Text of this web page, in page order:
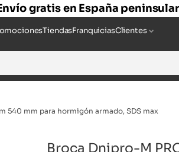
gratis en España
TiendasFranquiciasClientes
540 mm para hormigón armado, SDS max
Broca Dnipro-M